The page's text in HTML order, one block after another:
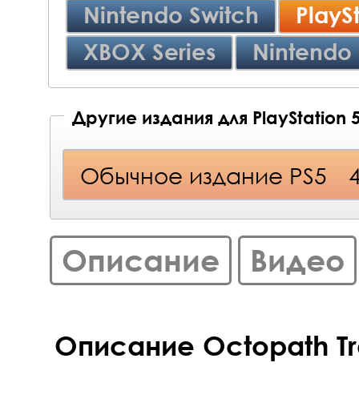
Nintendo Switch
XBOX Series
Nintendo
Другие издания для PlayStation
Обычное издание PS5
Описание Видео
Описание Octopath